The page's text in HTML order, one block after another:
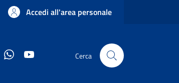
Accedi all'area personale
InstagramWhatsApp Cerca